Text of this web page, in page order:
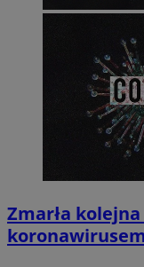
Zmarła
koronawirusem